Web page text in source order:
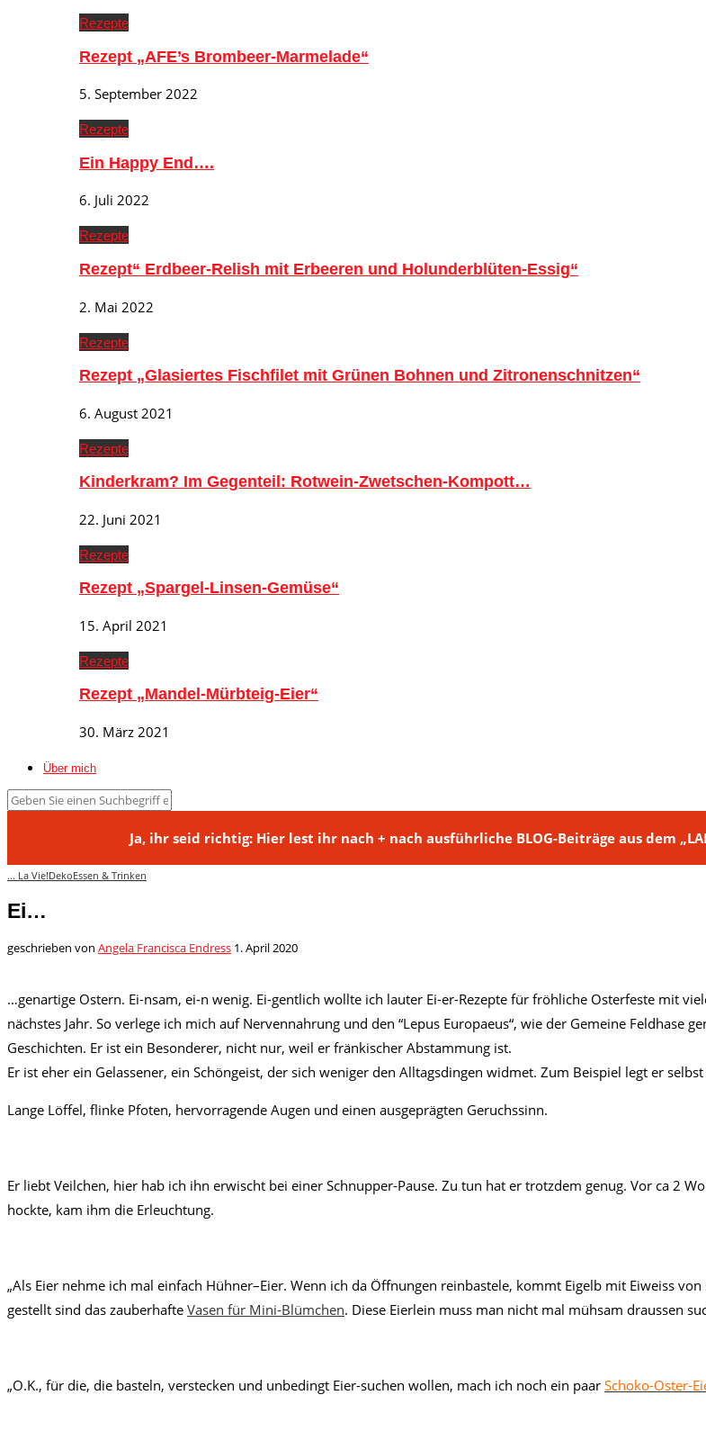
Rezepte
Rezept „AFE’s Brombeer-Marmelade“
5. September 2022
Rezepte
Ein Happy End….
6. Juli 2022
Rezepte
Rezept“ Erdbeer-Relish mit Erbeeren und Holunderblüten-Essig“
2. Mai 2022
Rezepte
Rezept „Glasiertes Fischfilet mit Grünen Bohnen und Zitronenschnitzen“
6. August 2021
Rezepte
Kinderkram? Im Gegenteil: Rotwein-Zwetschen-Kompott…
22. Juni 2021
Rezepte
Rezept „Spargel-Linsen-Gemüse“
15. April 2021
Rezepte
Rezept „Mandel-Mürbteig-Eier“
30. März 2021
Über mich
Ja, ihr seid richtig: Hier lest ihr nach + nach ausführliche BLOG-Beiträge aus dem
... La Vie!DekoEssen & Trinken
Ei…
geschrieben von Angela Francisca Endress 1. April 2020
…genartige Ostern. Ei-nsam, ei-n wenig. Ei-gentlich wollte ich lauter Ei-er-Rezepte für fröhliche Osterfeste mit
nächstes Jahr. So verlege ich mich auf Nervennahrung und den “Lepus Europaeus“, wie der Gemeine Feldhase
Geschichten. Er ist ein Besonderer, nicht nur, weil er fränkischer Abstammung ist.
Er ist eher ein Gelassener, ein Schöngeist, der sich weniger den Alltagsdingen widmet. Zum Beispiel legt er
Lange Löffel, flinke Pfoten, hervorragende Augen und einen ausgeprägten Geruchssinn.
Er liebt Veilchen, hier hab ich ihn erwischt bei einer Schnupper-Pause. Zu tun hat er trotzdem genug. Vor ca 2
hockte, kam ihm die Erleuchtung.
„Als Eier nehme ich mal einfach Hühner–Eier. Wenn ich da Öffnungen reinbastele, kommt Eigelb mit Eiweiss
gestellt sind das zauberhafte Vasen für Mini-Blümchen. Diese Eierlein muss man nicht mal mühsam draussen
„O.K., für die, die basteln, verstecken und unbedingt Eier-suchen wollen, mach ich noch ein paar Schoko-Oster-